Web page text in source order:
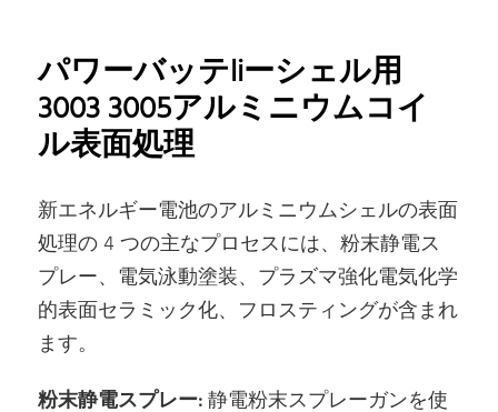
パワーバッテliーシェル用
3003 3005アルミニウムコイ
ル表面処理
新エネルギー電池のアルミニウムシェルの表面
処理の 4 つの主なプロセスには、粉末静電ス
プレー、電気泳動塗装、プラズマ強化電気化学
的表面セラミック化、フロスティングが含まれ
ます。
粉末静電スプレー:静電粉末スプレーガンを使